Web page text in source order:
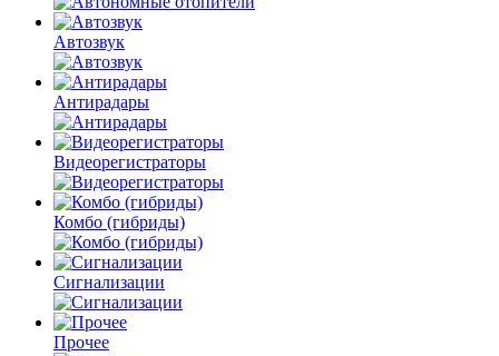
Автозвук
Антирадары
Видеорегистраторы
Комбо (гибриды)
Сигнализации
Прочее